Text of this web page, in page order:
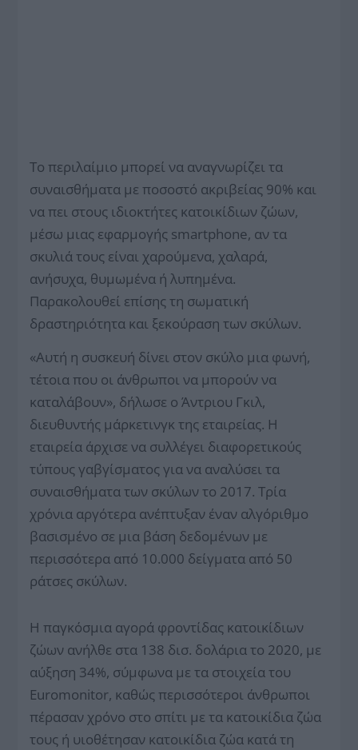
Το περιλαίμιο μπορεί να αναγνωρίζει τα
συναισθήματα με ποσοστό ακριβείας 90% και
να πει στους ιδιοκτήτες κατοικίδιων ζώων,
μέσω μιας εφαρμογής smartphone, αν τα
σκυλιά τους είναι χαρούμενα, χαλαρά,
ανήσυχα, θυμωμένα ή λυπημένα.
Παρακολουθεί επίσης τη σωματική
δραστηριότητα και ξεκούραση των σκύλων.
«Αυτή η συσκευή δίνει στον σκύλο μια φωνή,
τέτοια που οι άνθρωποι να μπορούν να
καταλάβουν», δήλωσε ο Άντριου Γκιλ,
διευθυντής μάρκετινγκ της εταιρείας. Η
εταιρεία άρχισε να συλλέγει διαφορετικούς
τύπους γαβγίσματος για να αναλύσει τα
συναισθήματα των σκύλων το 2017. Τρία
χρόνια αργότερα ανέπτυξαν έναν αλγόριθμο
βασισμένο σε μια βάση δεδομένων με
περισσότερα από 10.000 δείγματα από 50
ράτσες σκύλων.
Η παγκόσμια αγορά φροντίδας κατοικίδιων
ζώων ανήλθε στα 138 δισ. δολάρια το 2020, με
αύξηση 34%, σύμφωνα με τα στοιχεία του
Euromonitor, καθώς περισσότεροι άνθρωποι
πέρασαν χρόνο στο σπίτι με τα κατοικίδια ζώα
τους ή υιοθέτησαν κατοικίδια ζώα κατά τη